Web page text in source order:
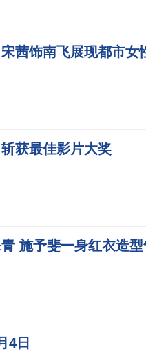
宋茜饰南飞展现都市女
获最佳影片大奖
青 施予斐一身红衣造
4日